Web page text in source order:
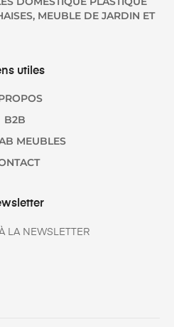
MEUBLE DE JARDIN ET
utiles
B2B
MEUBLES
LA NEWSLETTER